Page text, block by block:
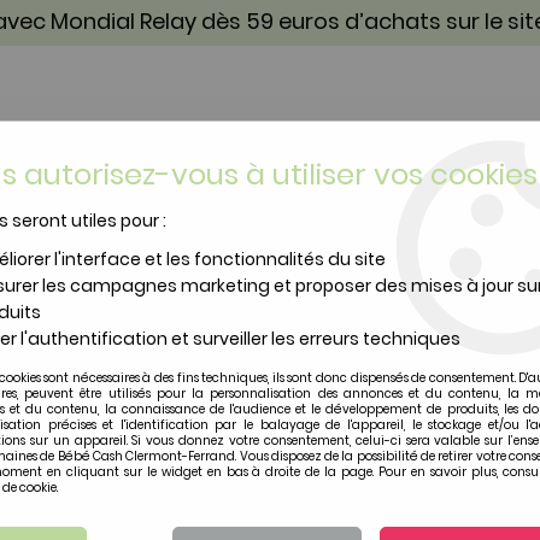
Mondial Relay dès 59 euros d’achats sur le
TOILETTE & SOIN PUÉRICULTURE
Protège-nuque anti-uv Arc-En-Ciel
Casquette
Soyez le premier à donner
autorisez-vous à utiliser vos
seront utiles pour :
l'interface et les fonctionnalités du site
les campagnes marketing et proposer des mises à jour
l'authentification et surveiller les erreurs techniques
sont nécessaires à des fins techniques, ils sont donc dispensés de consentement.
peuvent être utilisés pour la personnalisation des annonces et du contenu, la
et du contenu, la connaissance de l'audience et le développement de produits, les
précises et l'identification par le balayage de l'appareil, le stockage et/ou
sur un appareil. Si vous donnez votre consentement, celui-ci sera valable sur
de Bébé Cash Clermont-Ferrand. Vous disposez de la possibilité de retirer votre
en cliquant sur le widget en bas à droite de la page. Pour en savoir plus,
cookie.